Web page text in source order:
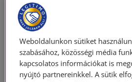
A
A törvény főszabálya
Weboldalunkon sütiket
szabásához, közösségi média
kapcsolatos információkat is
nyújtó partnereinkkel. A sütik